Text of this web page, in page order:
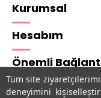
Tüm site
deneyimini
Kurumsal
Hesabım
Önemli
Adres & İletişim